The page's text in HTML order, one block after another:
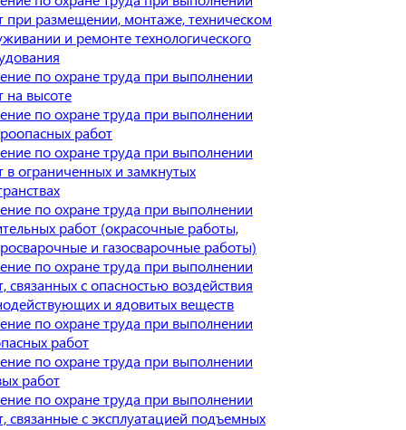
при размещении, монтаже, техническом
и ремонте технологического
по охране труда при выполнении
на высоте
по охране труда при выполнении
работ
по охране труда при выполнении
в ограниченных и замкнутых
по охране труда при выполнении
работ (окрасочные работы,
и газосварочные работы)
по охране труда при выполнении
связанных с опасностью воздействия
и ядовитых веществ
по охране труда при выполнении
работ
по охране труда при выполнении
работ
по охране труда при выполнении
связанные с эксплуатацией подъемных